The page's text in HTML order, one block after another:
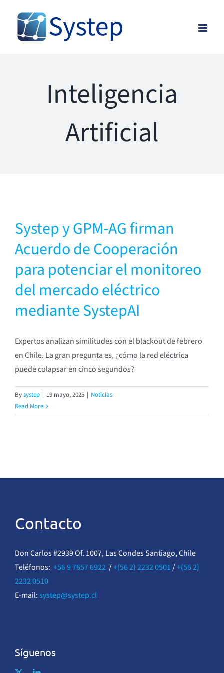
content
Inteligencia
Artificial
Systep y GPM-AG firman
Acuerdo de Cooperación
para potenciar el monitoreo
del mercado eléctrico
mediante SystepAI
Expertos analizan similitudes con el blackout de febrero
en Chile. La gran pregunta es, ¿cómo la red eléctrica
puede colapsar en cinco segundos?
Bysystep | 19 mayo, 2025 | Noticias
Read More
Contacto
Don Carlos #2939 Of. 1007, Las Condes Santiago, Chile
Teléfonos: +56 9 7657 6922/+(56 2) 2232 0501/+(56 2)
2232 0510
E-mail: systep@systep.cl
Síguenos